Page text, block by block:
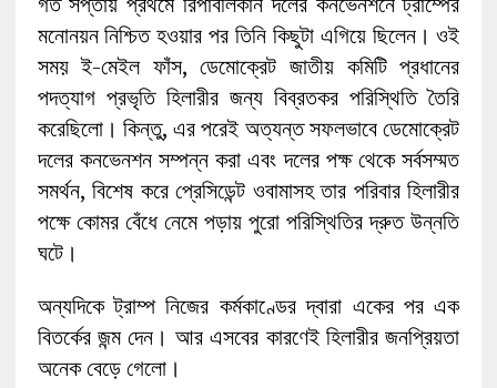
মনোনয়ন নিশ্চিত হওয়ার পর তিনি কিছুটা এগিয়ে ছিলেন। ওই
সময় ই-মেইল ফাঁস, ডেমোক্রেট জাতীয় কমিটি প্রধানের
পদত্যাগ প্রভৃতি হিলারীর জন্য বিব্রতকর পরিস্থিতি তৈরি
করেছিলো। কিন্তু, এর পরেই অত্যন্ত সফলভাবে ডেমোক্রেট
দলের কনভেনশন সম্পন্ন করা এবং দলের পক্ষ থেকে সর্বসম্মত
সমর্থন, বিশেষ করে প্রেসিডেন্ট ওবামাসহ তার পরিবার হিলারীর
পক্ষে কোমর বেঁধে নেমে পড়ায় পুরো পরিস্থিতির দ্রুত উন্নতি
ঘটে।
অন্যদিকে ট্রাম্প নিজের কর্মকাণ্ডের দ্বারা একের পর এক
বিতর্কের জন্ম দেন। আর এসবের কারণেই হিলারীর জনপ্রিয়তা
অনেক বেড়ে গেলো।